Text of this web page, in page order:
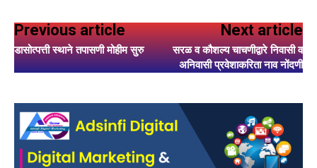
Previous article
डासोत्पत्ती स्थाने तपासणी मोहीम सुरु
Next article
सरळ व कौशल्य चाचणीद्वारे निवासी व
अनिवासी प्रवेशाकरिता नाव नोंदणी